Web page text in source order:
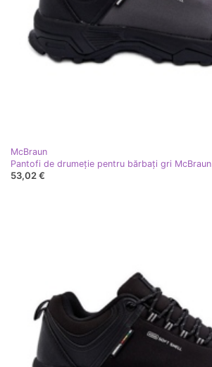
McBraun
Pantofi de drumeție pentru bărbați gri McBraun
53,02 €